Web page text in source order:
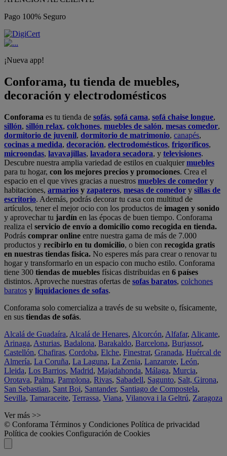
Pago 100% Seguro
¡Nueva app!
Conforama, tu tienda de muebles,
decoración y electrodomésticos
Conforama es tu tienda de sofás, sofá cama, sofá chaise longue,
sillón, sillón relax, colchones, muebles de salón, mesas comedor,
dormitorio de juvenil, dormitorio de matrimonio, canapés,
cocinas a medida, decoración, electrodomésticos, frigoríficos,
microondas, lavavajillas, lavadora secadora, y televisiones.
Descubre nuestra amplia variedad de estilos en cualquiermuebles
para tu hogar, con los mejores precios y promociones. Crea el
espacio en el que vives gracias a nuestros muebles de comedor y
habitaciones, armarios y zapateros, mesas de comedor y sillas de
escritorio. Además, podrás decorar tu casa con multitud de
artículos, tener el mejor ocio con los productos de imagen y sonido
y aprovechar tu jardín en las épocas de buen tiempo. Conforama
realiza el servicio de envío a domicilio como recogida en tienda.
Podrás comprar online entre nuestra gama de más de 7.000
productos y recibirlo en tu domicilio, o bien con recogida gratis
en nuestras tiendas física. No esperes más para crear o renovar tu
hogar y transformarlo en un espacio con mucho estilo. Conforama
tiene 300 tiendas de muebles físicas distribuidas en 6 países
distintos. Aproveche nuestras ofertas de sofas baratos, colchones
baratos y liquidaciones de sofas.
Conforama solo comercializa a través de su website o, físicamente,
en sus tiendas de sofás.
Alcalá de Guadaíra, Alcalá de Henares, Alcorcón, Alfafar, Alicante,
Arinaga, Asturias, Badalona, Barakaldo, Barcelona, Burjassot,
Castellón, Chafiras, Cordoba, Elche, Finestrat, Granada, Huércal de
Almería, La Coruña, La Laguna, La Zenia, Lanzarote, León,
Lleida, Los Barrios, Madrid, Majadahonda, Málaga, Murcia,
Orotava, Palma, Pamplona, Rivas, Sabadell, Sagunto, Salt, Girona,
San Sebastian, Sant Boi, Santander, Santiago de Compostela,
Sevilla, Tamaraceite, Terrassa, Viana, Vilanova i la Geltrú, Zaragoza
Ver más >>
© Conforama Términos y Condiciones Política de privacidad
Política de cookies Configuración de Cookies